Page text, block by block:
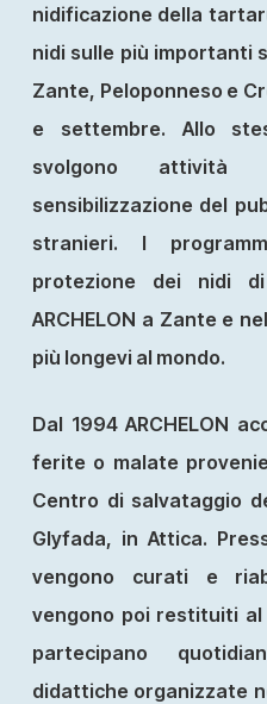
nidificazione della
nidi sulle più importanti
Zante, Peloponneso e
e settembre. Allo
svolgono attività
sensibilizzazione del
stranieri. I
protezione dei nidi
ARCHELON a Zante e
più longevi al mondo.
Dal 1994 ARCHELON
ferite o malate
Centro di salvataggio
Glyfada, in Attica.
vengono curati e
vengono poi restituiti
partecipano
didattiche organizzate